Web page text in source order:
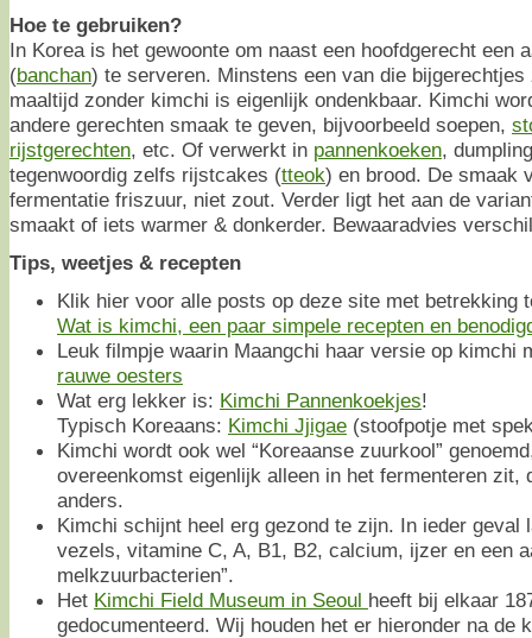
Hoe te gebruiken?
In Korea is het gewoonte om naast een hoofdgerecht een
(banchan) te serveren. Minstens een van die
maaltijd zonder kimchi is eigenlijk ondenkbaar. Kimchi
andere gerechten smaak te geven, bijvoorbeeld soepen,
rijstgerechten, etc. Of verwerkt in pannenkoeken,
tegenwoordig zelfs rijstcakes (tteok) en brood. De smaak
fermentatie friszuur, niet zout. Verder ligt het aan de
smaakt of iets warmer & donkerder. Bewaaradvies
Tips, weetjes & recepten
Klik hier voor alle posts op deze site met betrekking
Wat is kimchi, een paar simpele recepten en
Leuk filmpje waarin Maangchi haar versie op kimchi
rauwe oesters
Wat erg lekker is: Kimchi Pannenkoekjes!
Typisch Koreaans: Kimchi Jjigae (stoofpotje met
Kimchi wordt ook wel “Koreaanse zuurkool”
overeenkomst eigenlijk alleen in het fermenteren zit,
anders.
Kimchi schijnt heel erg gezond te zijn. In ieder geval
vezels, vitamine C, A, B1, B2, calcium, ijzer en een
melkzuurbacterien”.
Het Kimchi Field Museum in Seoul heeft bij elkaar
gedocumenteerd. Wij houden het er hieronder na de